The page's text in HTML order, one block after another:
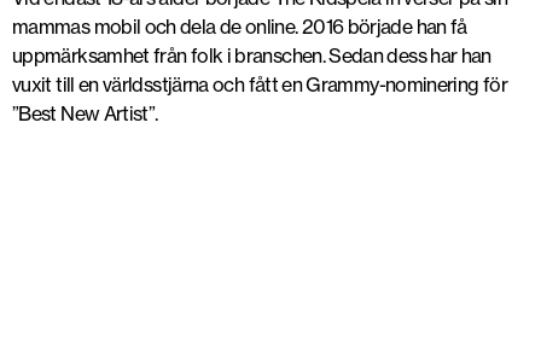
mammas mobil och dela de online. 2016 började han få
uppmärksamhet från folk i branschen. Sedan dess har han
vuxit till en världsstjärna och fått en Grammy-nominering för
”Best New Artist”.